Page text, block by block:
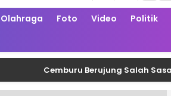
Olahraga Foto Video Politik
Cemburu Berujung Salah Sasaran,